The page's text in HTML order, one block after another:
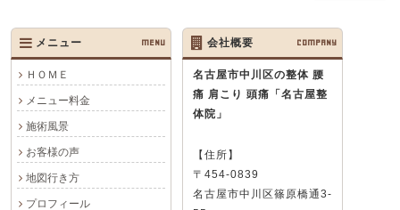
メニュー MENU
ＨＯＭＥ
メニュー料金
施術風景
お客様の声
地図行き方
プロフィール
会社概要 COMPANY
名古屋市中川区の整体 腰
痛 肩こり 頭痛 「名古屋整
体院」
【住所】
〒454-0839
名古屋市中川区篠原橋通3-